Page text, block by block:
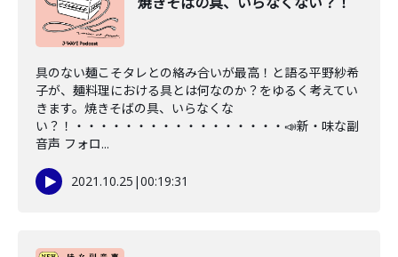
具のない麺こそタレとの絡み合いが最高！と語る平野紗希
子が、麺料理における具とは何なのか？をゆるく考えてい
きます。焼きそばの具、いらなくな
い？！・・・・・・・・・・・・・・・・・📣新・味な副
音声 フォロ...
2021.10.25 |00:19:31